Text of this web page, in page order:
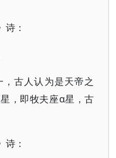
：
古人认为是天帝之
，即牧夫座α星，古
：